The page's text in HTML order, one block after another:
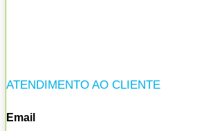
ATENDIMENTO AO CLIENTE
Email